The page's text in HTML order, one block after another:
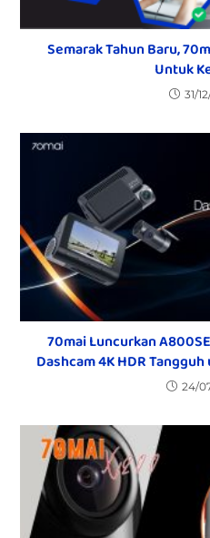
Semarak Tahun Baru,
Untuk
31/
70mai Luncurkan
Dashcam 4K HDR
24/